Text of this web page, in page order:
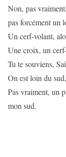
Non, pas
pas forcément un
Un cerf-volant,
Une croix, un
Tu te souviens,
On est loin du
Pas vraiment, un
mon sud.